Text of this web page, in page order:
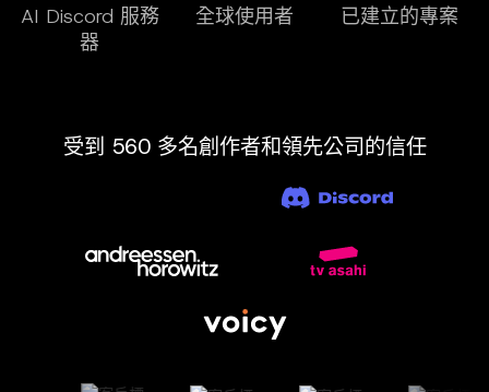
AI Discord 服務
器
全球使用者 已建立的專案
受到 560 多名創作者和領先公司的信任